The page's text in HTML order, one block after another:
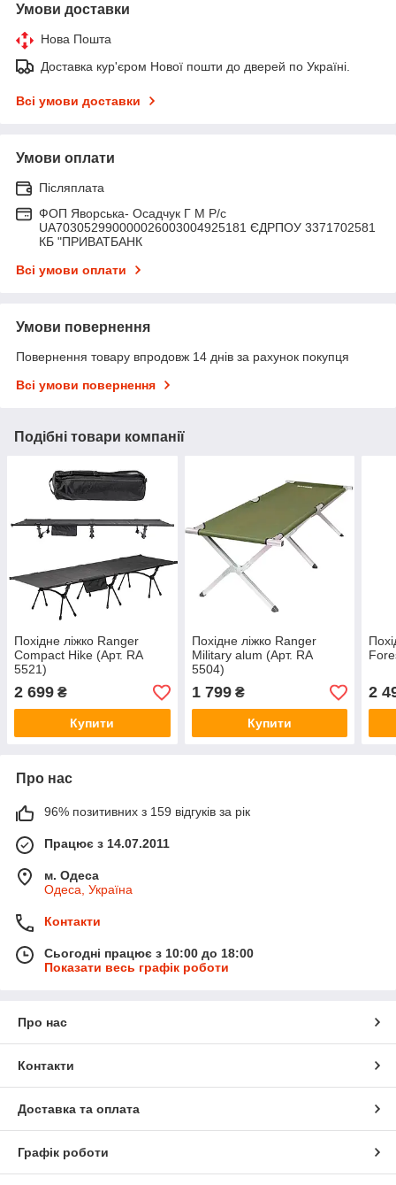
Умови доставки
Нова Пошта
Доставка кур'єром Нової пошти до дверей по Україні.
Всі умови доставки
Умови оплати
Післяплата
ФОП Яворська- Осадчук Г М Р/c
UA703052990000026003004925181 ЄДРПОУ 3371702581
КБ "ПРИВАТБАНК
Всі умови оплати
Умови повернення
Повернення товару впродовж 14 днів за рахунок покупця
Всі умови повернення
Подібні товари компанії
Похідне ліжко Ranger
Compact Hike (Арт. RA
5521)
2 699 ₴
Купити
Похідне ліжко Ranger
Military alum (Арт. RA
5504)
1 799₴
Купити
2
Про нас
96% позитивних з 159 відгуків за рік
Працює з 14.07.2011
м. Одеса
Одеса, Україна
Контакти
Сьогодні працює з 10:00 до 18:00
Показати весь графік роботи
Про нас
Контакти
Доставка та оплата
Графік роботи